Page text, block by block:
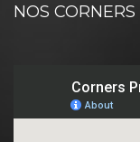
NOS CORNERS